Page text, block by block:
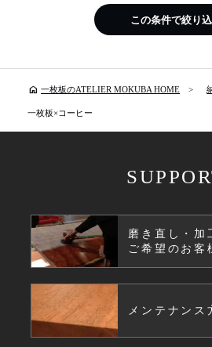
この条件で絞り
home 一枚板のATELIER MOKUBA HOME
一枚板×コーヒー
磨き直し・加
ご希望のお客
メンテナンス